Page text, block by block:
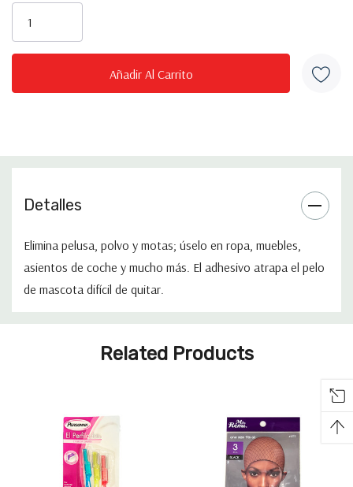
actual:
Detalles
Elimina pelusa, polvo y motas; úselo en ropa, muebles,
asientos de coche y mucho más. El adhesivo atrapa el pelo
de mascota difícil de quitar.
Pestaña
personalizadaRelated Products
¿Quieres Tener
Acceso A Ofertas
Exclusivas?
Email